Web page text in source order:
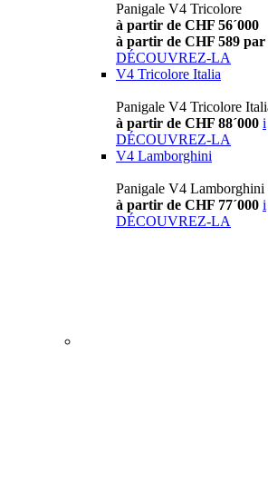
Panigale V4 Tricolore
à partir de CHF 56´000
à partir de CHF 589 par
DÉCOUVREZ-LA
V4 Tricolore Italia
Panigale V4 Tricolore
à partir de CHF 88´000 i
DÉCOUVREZ-LA
V4 Lamborghini
Panigale V4 Lamborghini
à partir de CHF 77´000 i
DÉCOUVREZ-LA